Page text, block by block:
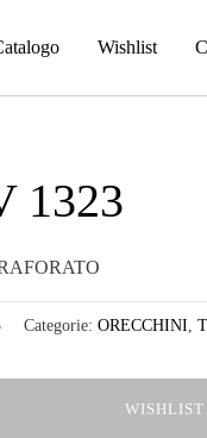
Wishlist
1323
Categorie: ORECCHINI
WISHLIST